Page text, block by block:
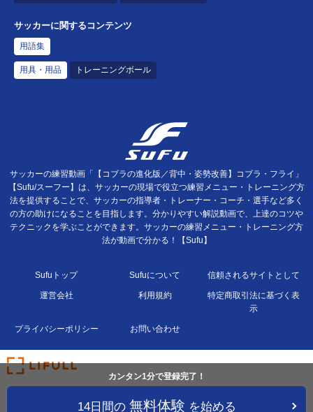
サッカーに関するコンテンツ
用語集
用具・用品 トレーニングボール
カンタン1分で登録完了！
14日間の 無料体験 を始める
サッカーの練習動画「【コブラの進化版／背中・姿勢改善】コブラ・フライ」
【Sufu/スーフー】は、サッカーの現場で役立つ練習メニュー・トレーニング方
法を提供することで、サッカーの指導者・トレーナー・コーチ・選手など多く
の方の助けになることを目指します。分かりやすい解説動画で、上達のコツや
テクニックを学ぶことができます。サッカーの練習メニュー・トレーニング方
法が動画で分かる！【Sufu】
Sufuトップ Sufuについて 信頼されるサイトとして
運営会社 利用規約
特定商取引法に基づく表
示
プライバシーポリシー お問い合わせ